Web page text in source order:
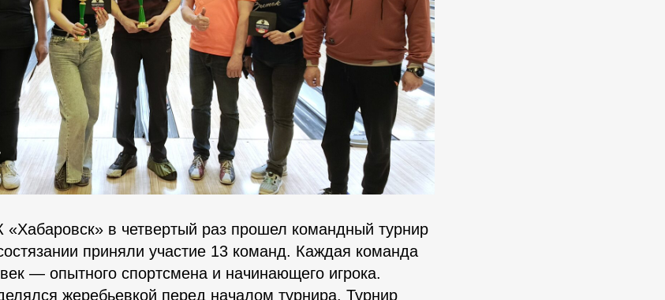
«Хабаровск» в четвертый раз прошел командный турнир
приняли участие 13 команд. Каждая команда
— опытного спортсмена и начинающего игрока.
жеребьевкой перед началом турнира. Турнир